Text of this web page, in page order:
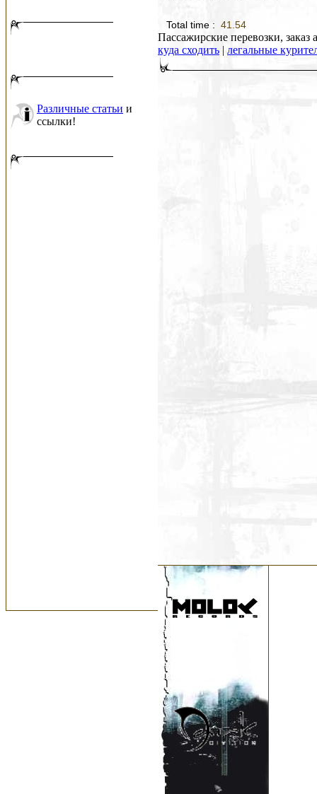
Различные статьи и
ссылки!
Total time : 41.54
Пассажирские перевозки, заказ
куда сходить | легальные